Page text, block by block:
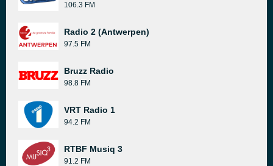
106.3 FM
Radio 2 (Antwerpen)
97.5 FM
Bruzz Radio
98.8 FM
VRT Radio 1
94.2 FM
RTBF Musiq 3
91.2 FM